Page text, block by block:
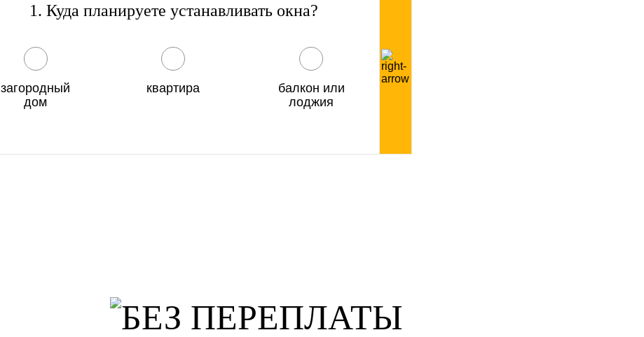
1. Куда планируете устанавливать окна?
загородный
дом
квартира
балкон или
лоджия